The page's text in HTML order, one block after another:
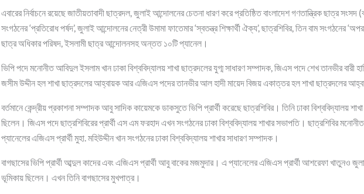
এবারের নির্বাচনে রয়েছে জাতীয়তাবাদী ছাত্রদল, জুলাই আন্দোলনের চেতনা ধারণ করে প্রতিষ্ঠিত বাংলাদেশ গণতান্ত্রিক ছাত্র সংসদ
সংগঠনের ‘প্রতিরোধ পর্ষদ’, জুলাই আন্দোলনের নেত্রী উমামা ফাতেমার ‘স্বতন্ত্র শিক্ষার্থী ঐক্য’, ছাত্রশিবির, তিন বাম সংগঠনের
ছাত্র অধিকার পরিষদ, ইসলামী ছাত্র আন্দোলনসহ অন্তত ১০টি প্যানেল।
ভিপি পদে মনোনীত আবিদুল ইসলাম খান ঢাকা বিশ্ববিদ্যালয় শাখা ছাত্রদলের যুগ্ম সাধারণ সম্পাদক, জিএস পদে শেখ তানভীর বারী
জসীম উদ্দীন হল শাখা ছাত্রদলের আহ্বায়ক আর এজিএস পদের তানভীর আল হাদী মায়েদ বিজয় একাত্তর হল শাখা ছাত্রদলের
বর্তমানে কেন্দ্রীয় প্রকাশনা সম্পাদক আবু সাদিক কায়েমকে ডাকসুতে ভিপি প্রার্থী করেছে ছাত্রশিবির। তিনি ঢাকা বিশ্ববিদ্যালয়
ছিলেন। জিএস পদে ছাত্রশিবিরের প্রার্থী এস এম ফরহাদ এখন সংগঠনের ঢাকা বিশ্ববিদ্যালয় শাখার সভাপতি। ছাত্রশিবির মনোনীত
প্যানেলের এজিএস প্রার্থী মুহা. মহিউদ্দীন খান সংগঠনের ঢাকা বিশ্ববিদ্যালয় শাখার সাধারণ সম্পাদক।
বাগছাসের ভিপি প্রার্থী আব্দুল কাদের এবং এজিএস প্রার্থী আবু বাকের মজমুদার। এ প্যানেলের এজিএস প্রার্থী আশরেফা খাতুনও
ভূমিকায় ছিলেন। এখন তিনি বাগছাসের মুখপাত্র।